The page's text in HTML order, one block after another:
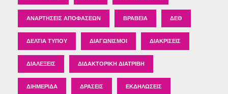
ΑΝΑΡΤΉΣΕΙΣ ΑΠΟΦΆΣΕΩΝ ΒΡΑΒΕΊΑ ΔΕΘ
ΔΕΛΤΊΑ ΤΎΠΟΥ ΔΙΑΓΩΝΙΣΜΟΊ ΔΙΑΚΡΊΣΕΙΣ
ΔΙΑΛΈΞΕΙΣ ΔΙΔΑΚΤΟΡΙΚΉ ΔΙΑΤΡΙΒΉ
ΔΙΗΜΕΡΊΔΑ ΔΡΆΣΕΙΣ ΕΚΔΗΛΏΣΕΙΣ